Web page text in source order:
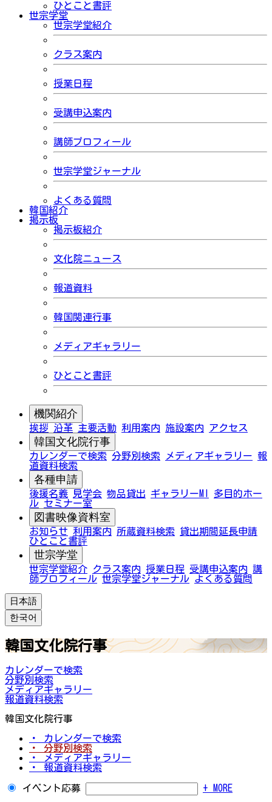
ひとこと書評
世宗学堂
世宗学堂紹介
クラス案内
授業日程
受講申込案内
講師プロフィール
世宗学堂ジャーナル
よくある質問
韓国紹介
掲示板
掲示板紹介
文化院ニュース
報道資料
韓国関連行事
メディアギャラリー
ひとこと書評
機関紹介
挨拶 沿革 主要活動 利用案内 施設案内 アクセス
韓国文化院行事
カレンダーで検索 分野別検索 メディアギャラリー 報
道資料検索
各種申請
後援名義 見学会 物品貸出 ギャラリーMI
多目的ホー
ル セミナー室
図書映像資料室
お知らせ 利用案内 所蔵資料検索
貸出期間延長申請
ひとこと書評
世宗学堂
世宗学堂紹介 クラス案内 授業日程 受講申込案内 講
師プロフィール 世宗学堂ジャーナル よくある質問
日本語
한국어
韓国文化院行事
カレンダーで検索
分野別検索
メディアギャラリー
報道資料検索
韓国文化院行事
・ カレンダーで検索
・ 分野別検索
・ メディアギャラリー
・ 報道資料検索
イベント応募 + MORE